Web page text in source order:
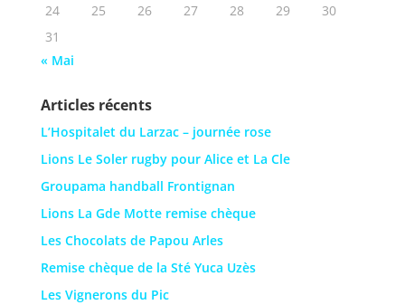
24
25 26 27 28 29
30
31
« Mai
Articles récents
L’Hospitalet du Larzac – journée rose
Lions Le Soler rugby pour Alice et La Cle
Groupama handball Frontignan
Lions La Gde Motte remise chèque
Les Chocolats de Papou Arles
Remise chèque de la Sté Yuca Uzès
Les Vignerons du Pic